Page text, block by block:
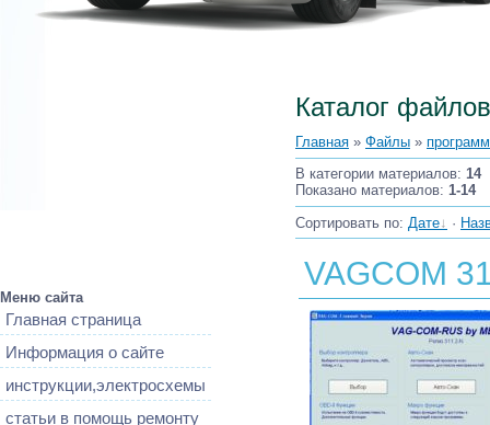
Меню сайта
Главная страница
Информация о сайте
инструкции,электросхемы
статьи в помощь ремонту
Каталог файлов
Главная » Файлы »
В категории материалов: 14
Показано материалов: 1-14
Сортировать по: Дате ·
VAGCOM